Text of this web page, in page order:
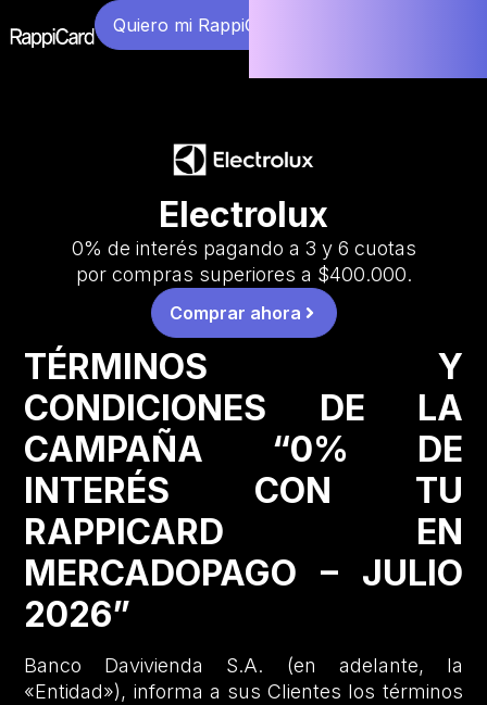
Quiero mi RappiCard
Electrolux
0% de interés pagando a 3 y 6 cuotas
por compras superiores a $400.000.
Comprar ahora
TÉRMINOS Y
CONDICIONES DE LA
CAMPAÑA “0% DE
INTERÉS CON TU
RAPPICARD EN
MERCADOPAGO – JULIO
2026”
Banco Davivienda S.A. (en adelante, la
«Entidad»), informa a sus Clientes los términos